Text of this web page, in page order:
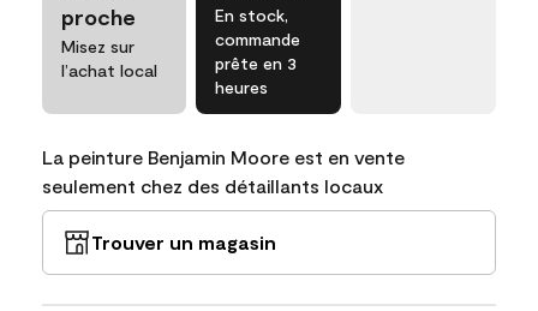
proche
Misez sur
l’achat local
En stock,
commande
prête en 3
heures
La peinture Benjamin Moore est en vente
seulement chez des détaillants locaux
Trouver un magasin